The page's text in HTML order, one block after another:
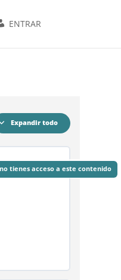
ENTRAR
Expandir todo
Módulos
tienes acceso a este contenido